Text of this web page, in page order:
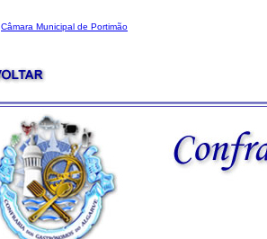
Câmara Municipal de Portimão